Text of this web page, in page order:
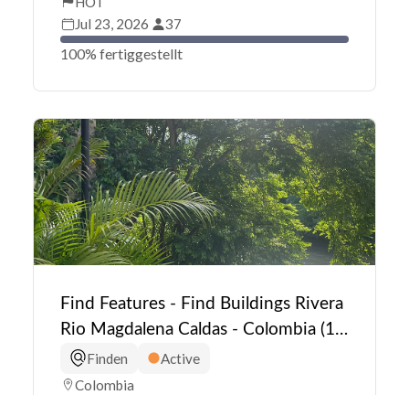
Jul 23, 2026
37
100% fertiggestellt
Find Features - Find Buildings Rivera
Rio Magdalena Caldas - Colombia (1)
HOTFinden
Active
Colombia